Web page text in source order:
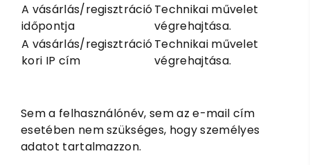
A vásárlás/regisztráció
időpontja
Technikai művelet
végrehajtása.
A vásárlás/regisztráció
kori IP cím
Technikai művelet
végrehajtása.
Sem a felhasználónév, sem az e-mail cím
esetében nem szükséges, hogy személyes
adatot tartalmazzon.